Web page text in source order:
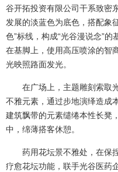
谷开拓投资有限公司干系致密
发展的淡蓝色为底色，搭配象
色”标线，构成“光谷漫说念”
在基脚上，使用高压喷涂的智
光映照路面发光。
在广场上，主题雕刻索取
不雅元素，通过步地演绎造成
建筑飘带的元素缱绻本性长凳
中，绵薄搭客休憩。
药用花坛景不雅处，在保
疗愈花坛功能，联手光谷医药